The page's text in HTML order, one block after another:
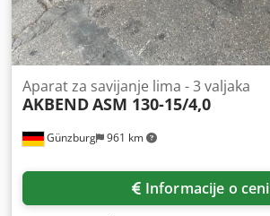
Günzburg 961 km
Aparat za savijanje lima - 3 valjaka
AKBENDASM 130-15/4,0
Informacije o ceni